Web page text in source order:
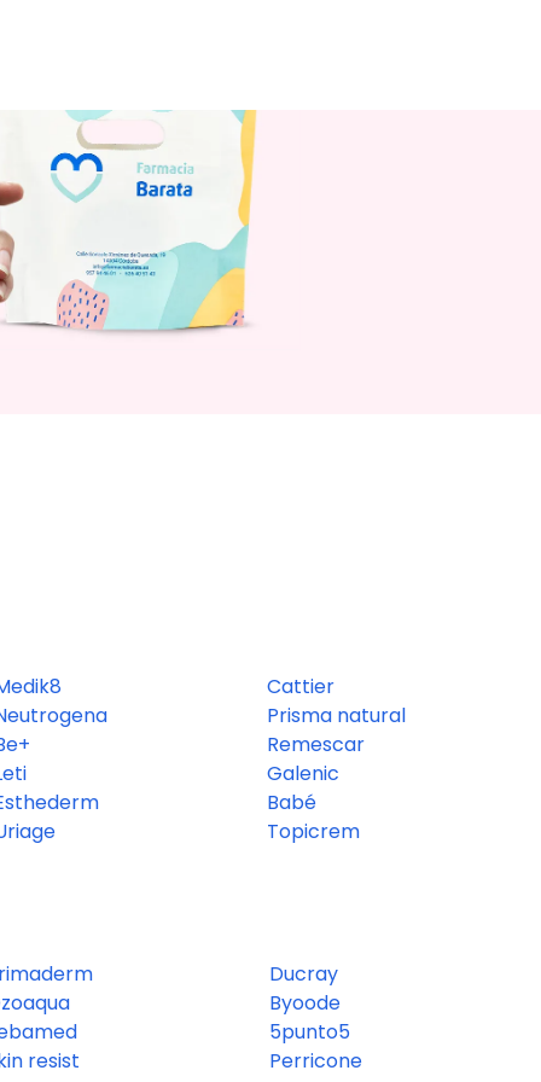
Cattier
Prisma natural
Remescar
Galenic
Babé
Topicrem
resist
Ducray
Byoode
5punto5
Perricone